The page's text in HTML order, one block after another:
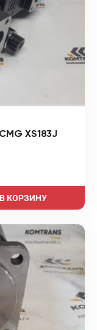
XS183J
В КОРЗИНУ